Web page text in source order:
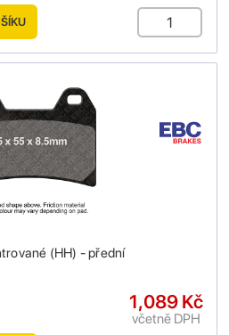
(HH) - přední
1,089 Kč
včetně DPH